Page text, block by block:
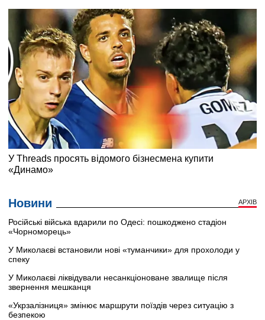
Новини АРХІВ
Російські війська вдарили по Одесі: пошкоджено стадіон
«Чорноморець»
У Миколаєві встановили нові «туманчики» для прохолоди у
спеку
У Миколаєві ліквідували несанкціоноване звалище після
звернення мешканця
«Укрзалізниця» змінює маршрути поїздів через ситуацію з
безпекою